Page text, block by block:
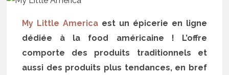
My Little America est un épicerie en ligne
dédiée à la food américaine ! L’offre
comporte des produits traditionnels et
aussi des produits plus tendances, en bref